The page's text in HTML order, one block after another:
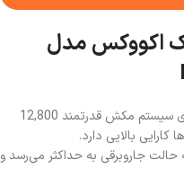
اکووکس مدل
دارای سیستم مکش قدرتمند 12,800
بالایی دارد.
جاروبرقی به حداکثر می‌رسد و